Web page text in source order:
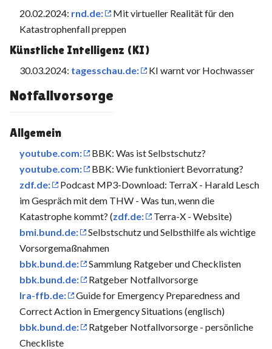
20.02.2024: rnd.de:
Mit virtueller Realität für den
Katastrophenfall preppen
Künstliche Intelligenz (KI)
30.03.2024: tagesschau.de: KI warnt vor Hochwasser
Notfallvorsorge
Allgemein
youtube.com:
BBK: Was ist Selbstschutz?
youtube.com:
BBK: Wie funktioniert Bevorratung?
zdf.de:
Podcast MP3-Download: TerraX - Harald Lesch
im Gespräch mit dem THW - Was tun, wenn die
Katastrophe kommt? (zdf.de:
Terra-X - Website)
bmi.bund.de:
Selbst­schutz und Selbst­hilfe als wichtige
Vorsorge­maßnahmen
bbk.bund.de:
Sammlung Ratgeber und Checklisten
bbk.bund.de:
Ratgeber Notfallvorsorge
lra-ffb.de:
Guide for Emergency Preparedness and
Correct Action in Emergency Situations (englisch)
bbk.bund.de:
Ratgeber Notfallvorsorge - persönliche
Checkliste